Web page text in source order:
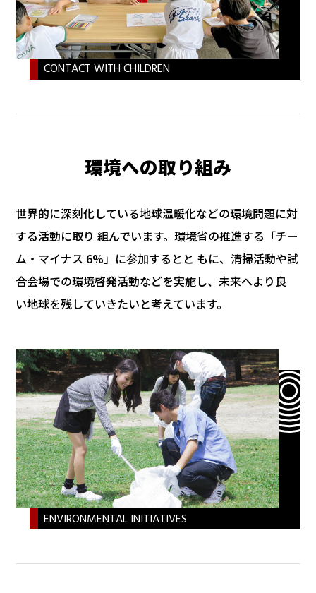
CONTACT WITH CHILDREN
環境への取り組み
世界的に深刻化している地球温暖化などの環境問題に対
する活動に取り 組んでいます。環境省の推進する「チー
ム・マイナス 6%」に参加するとと もに、清掃活動や試
合会場での環境啓発活動などを実施し、未来へより良
い地球を残していきたいと考えています。
ENVIRONMENTAL INITIATIVES